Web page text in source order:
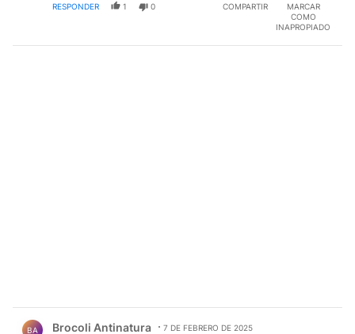
RESPONDER 1 0 COMPARTIR
MARCAR
COMO
INAPROPIADO
BA Brocoli Antinatura 7 DE FEBRERO DE 2025